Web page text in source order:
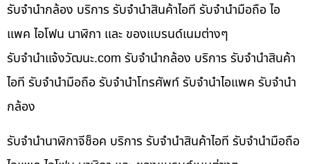
รับจำนำกล้อง บริการ รับจำนำสินค้าไอที รับจำนำมือถือ ไอ
แพค ไอโฟน นาฬิกา และ ของแบรนด์เนมต่างๆ
รับจํานําแจ้งวัฒนะ.com รับจำนำกล้อง บริการ รับจำนำสินค้า
ไอที รับจำนำมือถือ รับจำนำโทรศัพท์ รับจำนำไอแพค รับจำนำ
กล้อง
รับจำนำนาฬิกาจีช็อค บริการ รับจำนำสินค้าไอที รับจำนำมือถือ